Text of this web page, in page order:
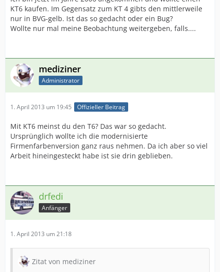
Zum Vergrößern der Ausschnitte auf die Bilder klicken
KT6 kaufen. Im Gegensatz zum KT 4 gibts den mittlerweile
nur in BVG-gelb. Ist das so gedacht oder ein Bug?
Wollte nur mal meine Beobachtung weitergeben, falls....
mediziner
Administrator
1. April 2013 um 19:45 Offizieller Beitrag
Mit KT6 meinst du den T6? Das war so gedacht.
Ursprünglich wollte ich die modernisierte
Firmenfarbenversion ganz raus nehmen. Da ich aber so viel
Arbeit hineingesteckt habe ist sie drin geblieben.
drfedi
Anfänger
1. April 2013 um 21:18
Zitat von mediziner